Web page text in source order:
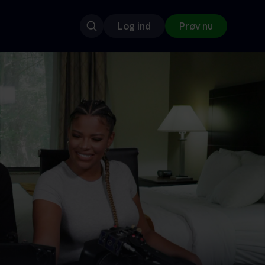
Log ind Prøv nu